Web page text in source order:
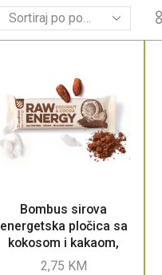
Bombus sirova
energetska pločica sa
kokosom i kakaom,
50g
2,75 KM